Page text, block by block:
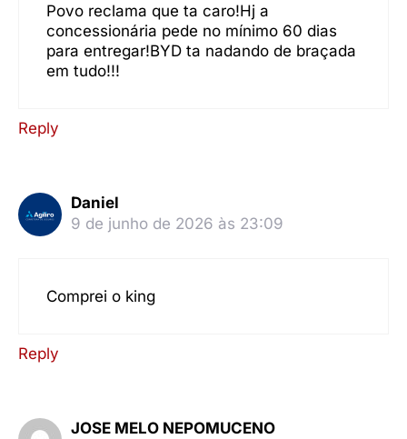
Povo reclama que ta caro!Hj a
concessionária pede no mínimo 60 dias
para entregar!BYD ta nadando de braçada
em tudo!!!
Reply
Daniel
9 de junho de 2026 às 23:09
Comprei o king
Reply
JOSE MELO NEPOMUCENO